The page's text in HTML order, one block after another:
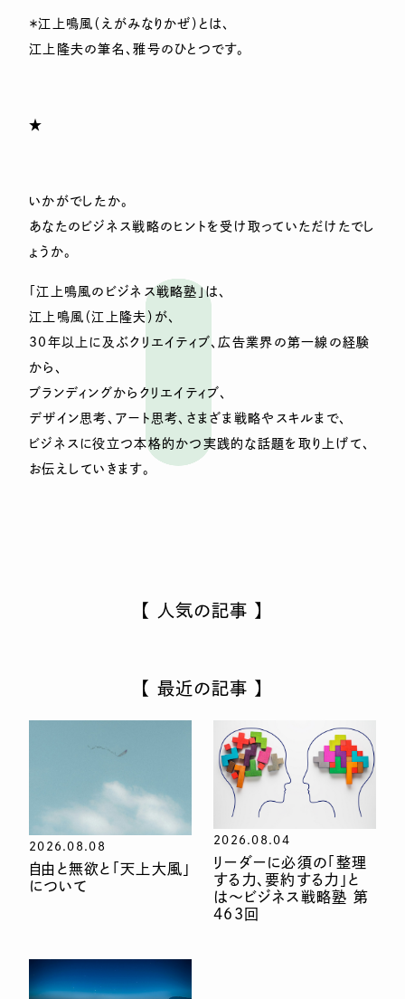
＊江上鳴風（えがみなりかぜ）とは、
江上隆夫の筆名、雅号のひとつです。
★
いかがでしたか。
あなたのビジネス戦略のヒントを受け取っていただけたでし
ょうか。
「江上鳴風のビジネス戦略塾」は、
江上鳴風（江上隆夫）が、
30年以上に及ぶクリエイティブ、広告業界の第一線の経験
から、
ブランディングからクリエイティブ、
デザイン思考、アート思考、さまざま戦略やスキルまで、
ビジネスに役立つ本格的かつ実践的な話題を取り上げて、
お伝えしていきます。
【 人気の記事 】
【 最近の記事 】
2026.08.08
自由と無欲と「天上大風」
について
2026.08.04
リーダーに必須の「整理
する力、要約する力」と
は〜ビジネス戦略塾 第
463回